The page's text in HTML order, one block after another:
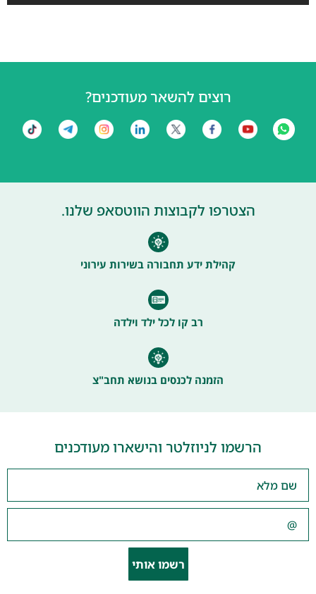
רוצים להשאר מעודכנים?
הצטרפו לקבוצות הווטסאפ שלנו.
קהילת ידע תחבורה בשירות עירוני
רב קו לכל ילד וילדה
הזמנה לכנסים בנושא תחב"צ
הרשמו לניוזלטר והישארו מעודכנים
רשמו אותי